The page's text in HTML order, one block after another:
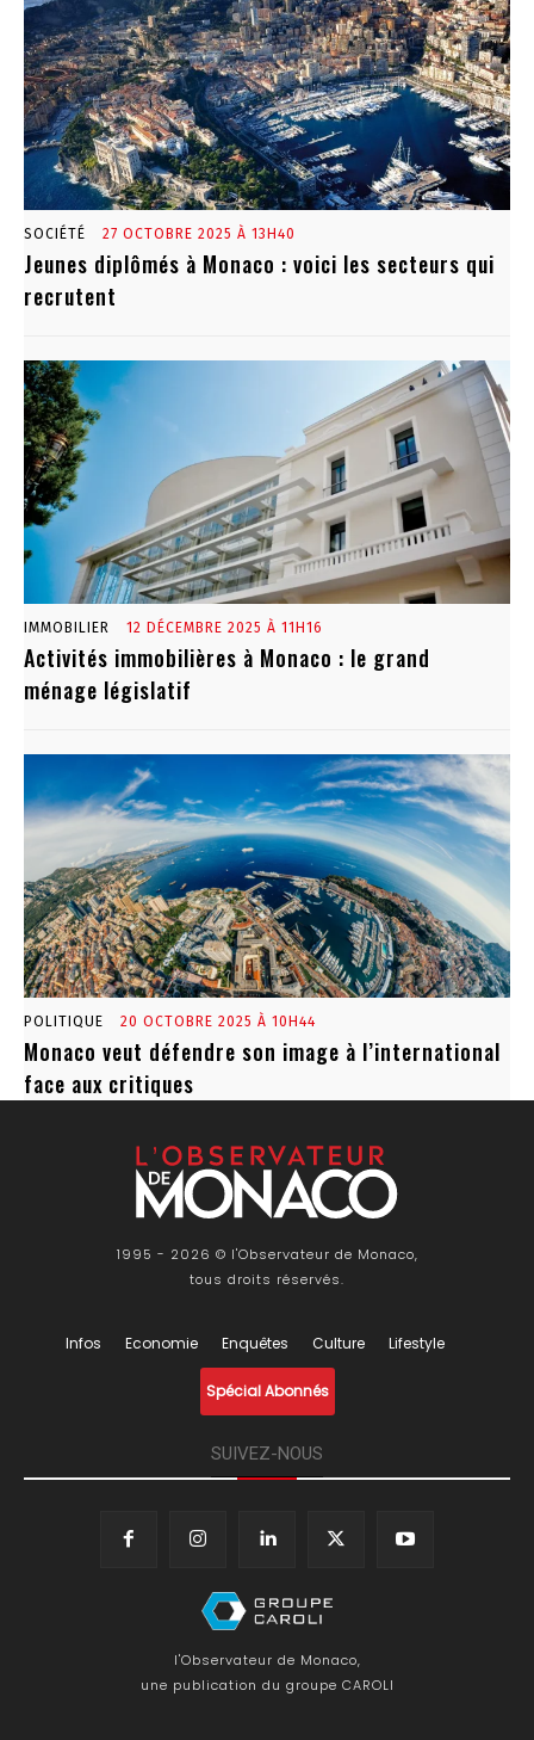
SOCIÉTÉ 27 OCTOBRE 2025 À 13H40
Jeunes diplômés à Monaco : voici les secteurs qui
recrutent
IMMOBILIER 12 DÉCEMBRE 2025 À 11H16
Activités immobilières à Monaco : le grand
ménage législatif
POLITIQUE 20 OCTOBRE 2025 À 10H44
Monaco veut défendre son image à l’international
face aux critiques
1995 - 2026 © l'Observateur de Monaco,
tous droits réservés.
Infos Economie Enquêtes Culture Lifestyle
Spécial Abonnés
SUIVEZ-NOUS
l'Observateur de Monaco,
une publication du groupe CAROLI